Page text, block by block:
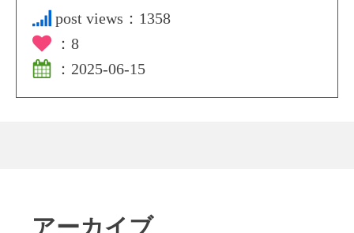
post views： 1358
： 8
： 2025-06-15
アーカイブ